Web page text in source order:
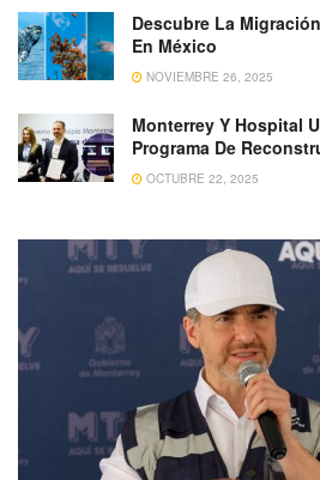
Descubre La
En México
NOVIEMBRE 26, 2025
Monterrey Y Hospital
Programa De
OCTUBRE 22, 2025